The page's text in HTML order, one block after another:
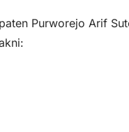
Purworejo Arif